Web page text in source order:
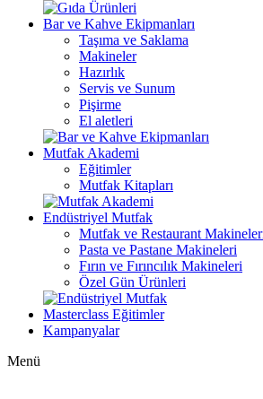
Bar ve Kahve Ekipmanları
Taşıma ve Saklama
Makineler
Hazırlık
Servis ve Sunum
Pişirme
El aletleri
Mutfak Akademi
Eğitimler
Mutfak Kitapları
Endüstriyel Mutfak
Mutfak ve Restaurant
Pasta ve Pastane Makineleri
Fırın ve Fırıncılık Makineleri
Özel Gün Ürünleri
Masterclass Eğitimler
Kampanyalar
Menü